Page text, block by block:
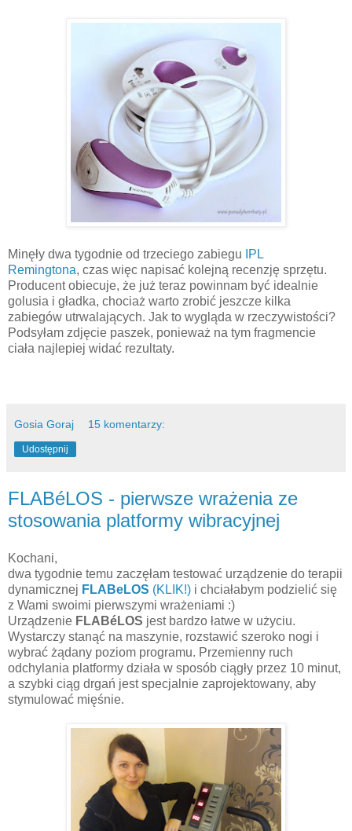
Minęły dwa tygodnie od trzeciego zabiegu
IPL
Remingtona, czas więc napisać kolejną recenzję sprzętu.
Producent obiecuje, że już teraz powinnam być idealnie
golusia i gładka, chociaż warto zrobić jeszcze kilka
zabiegów utrwalających. Jak to wygląda w rzeczywistości?
Podsyłam zdjęcie paszek, ponieważ na tym fragmencie
ciała najlepiej widać rezultaty.
Gosia Goraj 15 komentarzy:
Udostępnij
FLABéLOS - pierwsze wrażenia ze
stosowania platformy wibracyjnej
Kochani,
dwa tygodnie temu zaczęłam testować urządzenie do terapii
dynamicznej FLABeLOS (KLIK!) i chciałabym podzielić się
z Wami swoimi pierwszymi wrażeniami :)
Urządzenie FLABéLOS jest bardzo łatwe w użyciu.
Wystarczy stanąć na maszynie, rozstawić szeroko nogi i
wybrać żądany poziom programu. Przemienny ruch
odchylania platformy działa w sposób ciągły przez 10 minut,
a szybki ciąg drgań jest specjalnie zaprojektowany, aby
stymulować mięśnie.